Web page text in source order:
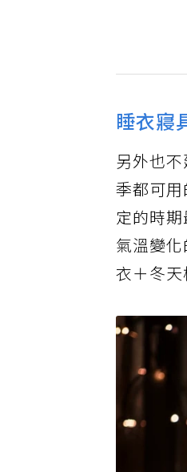
睡衣寢
另外也
季都可
定的時
氣溫變
衣＋冬